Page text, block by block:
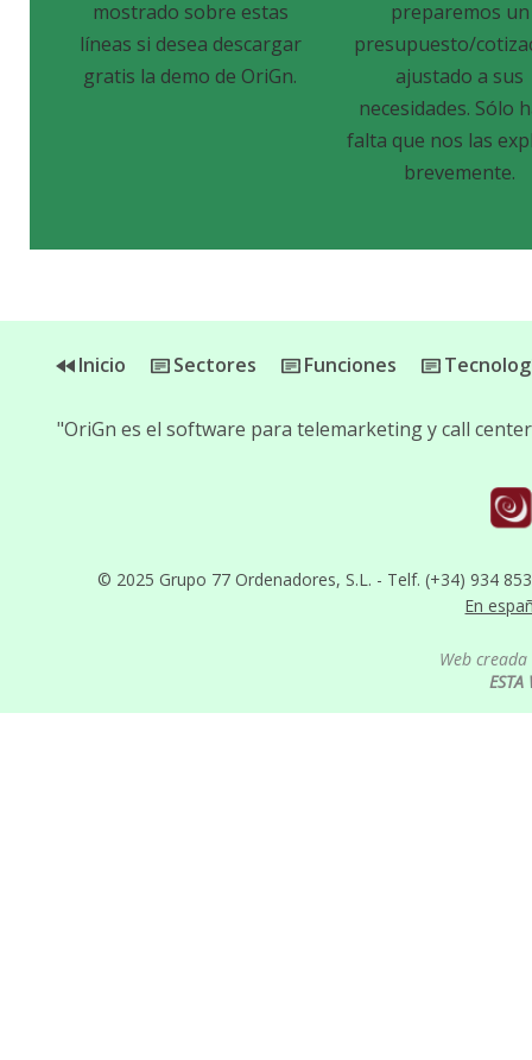
mostrado sobre estas
líneas si desea descargar
gratis la demo de OriGn.
preparemos un
presupuesto/
ajustado a sus
necesidades. Sólo
falta que nos las
brevemente.
Inicio Sectores Funciones
© 2025 Grupo 77 Ordenadores, S.L. - Telf. (+34) 934
En
"OriGn es el software para telemarketing y call
Web
ESTA